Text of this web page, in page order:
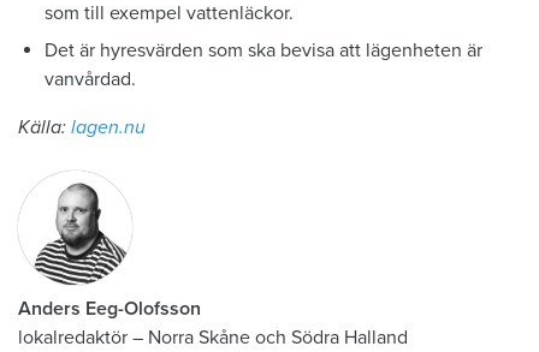
som till exempel vattenläckor.
Det är hyresvärden som ska bevisa att lägenheten är
vanvårdad.
Källa: lagen.nu
Anders Eeg-Olofsson
lokalredaktör – Norra Skåne och Södra Halland